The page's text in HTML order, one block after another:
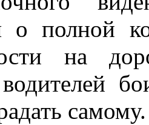
о полной
на
самому.